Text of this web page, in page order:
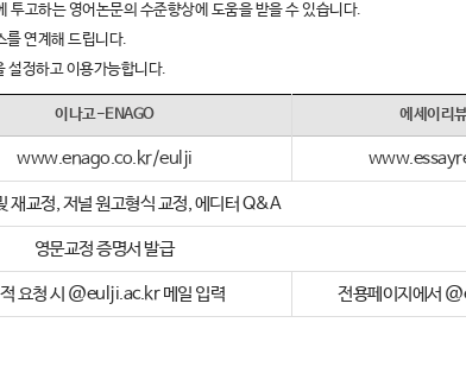
투고하는 영어논문의 수준향상에 도움을 받을 수 있습니다.
를 연계해 드립니다.
설정하고 이용가능합니다.
이나고-ENAGO 에세이리
www.enago.co.kr/eulji
재교정, 저널 원고형식 교정, 에디터 Q&A
영문교정 증명서 발급
요청 시 @eulji.ac.kr 메일 입력 전용페이지에서